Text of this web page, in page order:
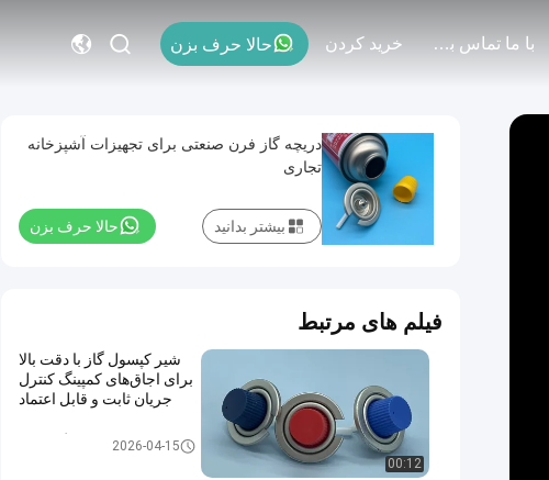
با ما تماس بگیرید خريد كردن حالا حرف بزن
دریچه گاز فرن صنعتی برای تجهیزات آشپزخانه
تجاری
حالا حرف بزن بیشتر بدانید
فیلم های مرتبط
00:12
شیر کپسول گاز با دقت بالا
برای اجاق‌های کمپینگ کنترل
جریان ثابت و قابل اعتماد
شیر کارتریج گاز بوتان2026-04-15